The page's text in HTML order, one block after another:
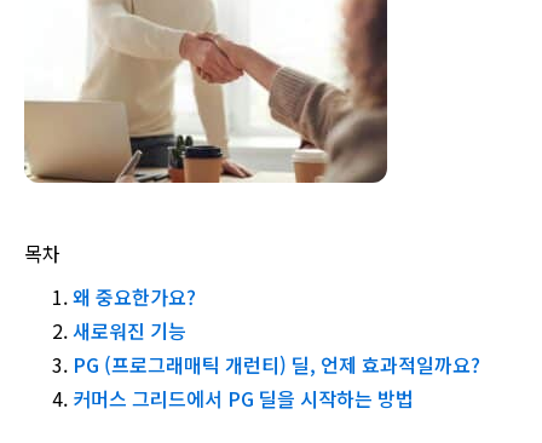
목차
왜 중요한가요?
새로워진 기능
PG (프로그래매틱 개런티) 딜, 언제 효과적일까요?
커머스 그리드에서 PG 딜을 시작하는 방법